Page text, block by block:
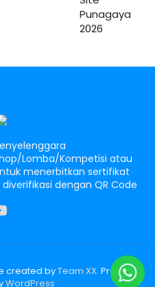
Lomba/Kompetisi atau
menerbitkan sertifikat
dengan QR Code
created byTeam XX. Proudly
WordPress